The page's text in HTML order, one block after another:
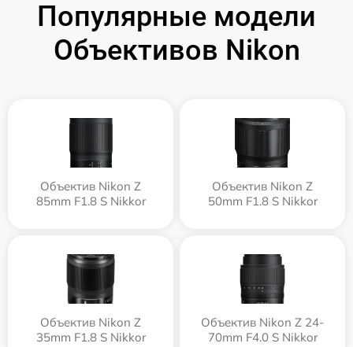
Популярные модели
Объективов Nikon
Объектив Nikon Z
85mm F1.8 S Nikkor
Объектив Nikon Z
50mm F1.8 S Nikkor
Объектив Nikon Z
35mm F1.8 S Nikkor
Объектив Nikon Z 24-
70mm F4.0 S Nikkor